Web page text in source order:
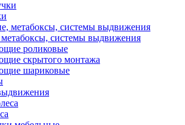
системы выдвижения
роликовые
скрытого монтажа
шариковые